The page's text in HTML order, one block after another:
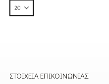
ΣΤΟΙΧΕΊΑ ΕΠΙΚΟΙΝΩΝΊΑΣ